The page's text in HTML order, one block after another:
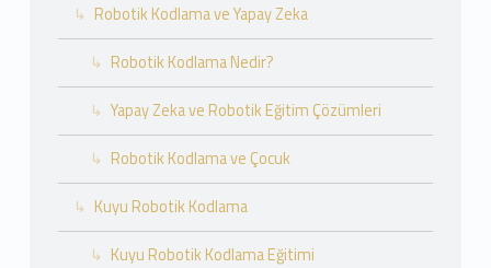
Robotik Kodlama ve Yapay Zeka
Robotik Kodlama Nedir?
Yapay Zeka ve Robotik Eğitim Çözümleri
Robotik Kodlama ve Çocuk
Kuyu Robotik Kodlama
Kuyu Robotik Kodlama Eğitimi